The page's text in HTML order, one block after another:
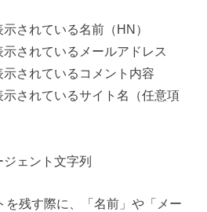
されている名前（HN）
されているメールアドレス
されているコメント内容
されているサイト名（任意項
ェント文字列
を残す際に、「名前」や「メー